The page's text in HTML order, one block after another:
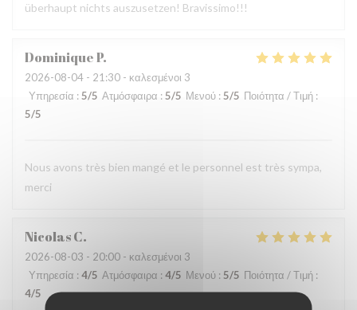
überhaupt nichts auszusetzen! Bravissimo!!!
DominiqueP
2026-08-04 - 21:30 - καλεσμένοι 3
Υπηρεσία : 5/5 Ατμόσφαιρα : 5/5 Μενού : 5/5 Ποιότητα / Τιμή :
5/5
Nous avons très bien mangé et le personnel est très sympa,
merci
NicolasC
2026-08-03 - 20:00 - καλεσμένοι 3
Υπηρεσία : 4/5 Ατμόσφαιρα : 4/5 Μενού : 5/5 Ποιότητα / Τιμή :
4/5